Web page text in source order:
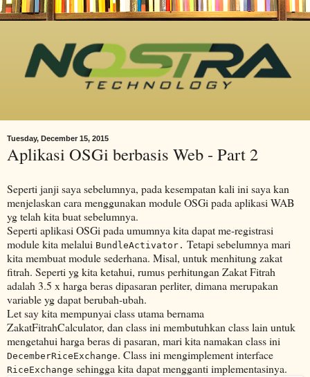
Tuesday, December 15, 2015
Aplikasi OSGi berbasis Web - Part 2
Seperti janji saya sebelumnya, pada kesempatan kali ini saya kan
menjelaskan cara menggunakan module OSGi pada aplikasi WAB
yg telah kita buat sebelumnya.
Seperti aplikasi OSGi pada umumnya kita dapat me-registrasi
module kita melalui BundleActivator. Tetapi sebelumnya mari
kita membuat module sederhana. Misal, untuk menhitung zakat
fitrah. Seperti yg kita ketahui, rumus perhitungan Zakat Fitrah
adalah 3.5 x harga beras dipasaran perliter, dimana merupakan
variable yg dapat berubah-ubah.
Let say kita mempunyai class utama bernama
ZakatFitrahCalculator, dan class ini membutuhkan class lain untuk
mengetahui harga beras di pasaran, mari kita namakan class ini
DecemberRiceExchange. Class ini mengimplement interface
RiceExchange sehingga kita dapat mengganti implementasinya.